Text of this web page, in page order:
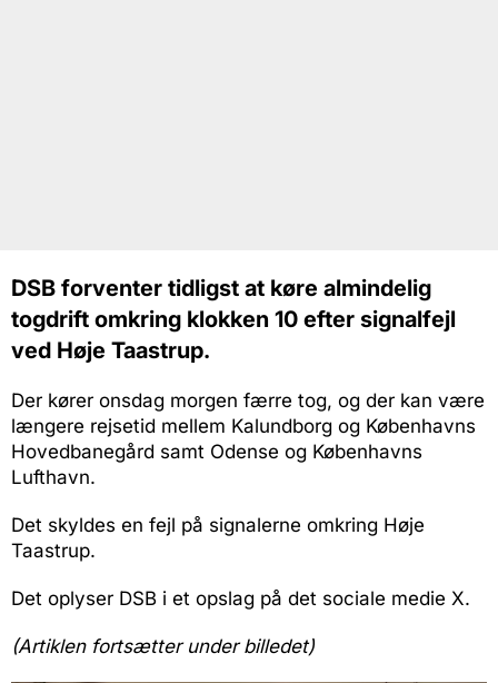
DSB forventer tidligst at køre almindelig
togdrift omkring klokken 10 efter signalfejl
ved Høje Taastrup.
Der kører onsdag morgen færre tog, og der kan være
længere rejsetid mellem Kalundborg og Københavns
Hovedbanegård samt Odense og Københavns
Lufthavn.
Det skyldes en fejl på signalerne omkring Høje
Taastrup.
Det oplyser DSB i et opslag på det sociale medie X.
(Artiklen fortsætter under billedet)